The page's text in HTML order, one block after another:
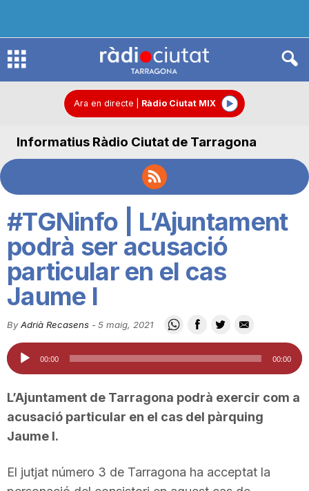
R
d
C
i
t
Ara en directe Ràdio Ciutat MIX
Informatius Ràdio Ciutat de Tarragona
#TGNinfo | L’Ajuntament
podrà ser acusació
particular en el cas
Jaume I
By Adrià Recasens -5 maig, 2021
Reproductor
d'àudio
00:00 00:00
L’Ajuntament de Tarragona podrà exercir com a
acusació particular en el cas del pàrquing
Jaume I.
El jutjat número 3 de Tarragona ha acceptat la